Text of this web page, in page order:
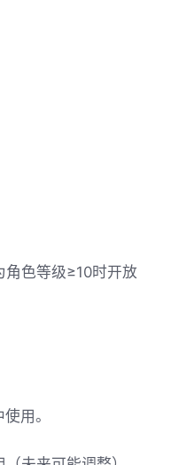
角色等级≥10时开放
用。